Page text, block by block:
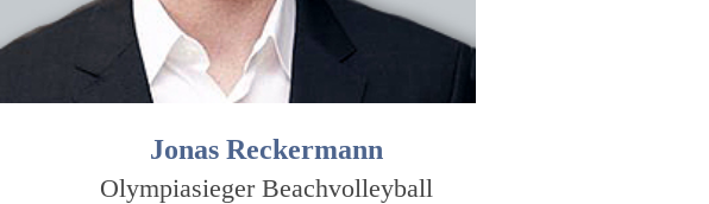
Jonas Reckermann
Olympiasieger Beachvolleyball